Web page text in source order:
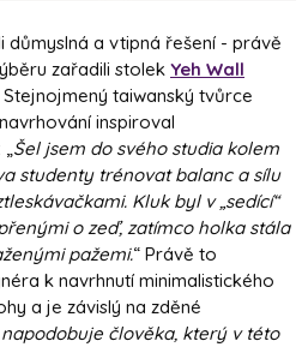
a vtipná řešení - právě
zařadili stolek Yeh Wall
Stejnojmený taiwanský tvůrce
inspiroval
Šel jsem do svého studia kolem
studenty trénovat balanc a sílu
Kluk byl v „sedící“
o zeď, zatímco holka stála
pažemi.“ Právě to
k navrhnutí minimalistického
a je závislý na zděné
napodobuje člověka, který v této